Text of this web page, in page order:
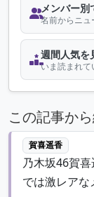
メンバー別
名前からニュ
週間人気を
いま読まれて
この記事か
賀喜遥香
乃木坂46賀
では激レアな